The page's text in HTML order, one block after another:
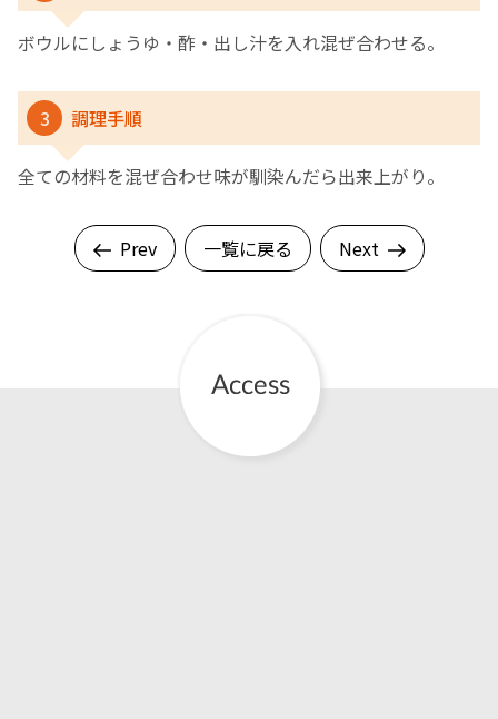
ボウルにしょうゆ・酢・出し汁を入れ混ぜ合わせる。
3 調理手順
全ての材料を混ぜ合わせ味が馴染んだら出来上がり。
Prev 一覧に戻る Next